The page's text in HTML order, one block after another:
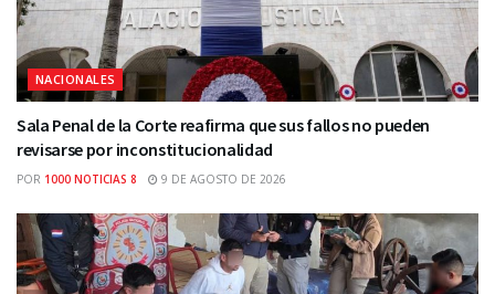
NACIONALES
Sala Penal de la Corte reafirma que sus fallos no pueden
revisarse por inconstitucionalidad
POR 1000 NOTICIAS 8 9 DE AGOSTO DE 2026